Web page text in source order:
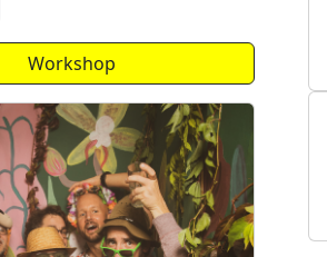
Workshop